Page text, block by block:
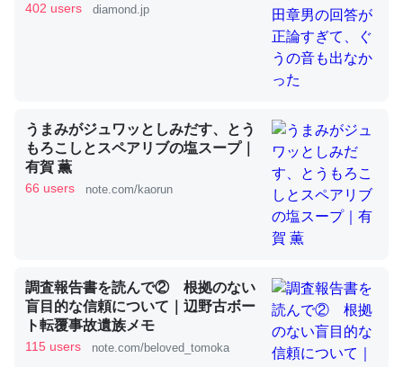
いる鋏角類（カブトガニ・ウミグモ）はカルシウムを使わ
ずキチンを強化してる筈だが、酵素が違うのか？
─ニュース :: 【研究発表】昆虫学の大問題＝「昆虫はなぜ海にいな
これを元に考えるとカルシウムを大量に使う脊椎動物と貝
類は苦労してるんだな…。腹足類だと殻を無くしてナメク
402 users diamond.jp
うまみがジュワッとしみだす、とう
もろこしとスペアリブの塩スープ｜
有賀 薫
66 users note.com/kaorun
調査報告書を読んで② 根拠のない
盲目的な信頼について｜辺野古ボー
ト転覆事故遺族メモ
115 users note.com/beloved_tomoka